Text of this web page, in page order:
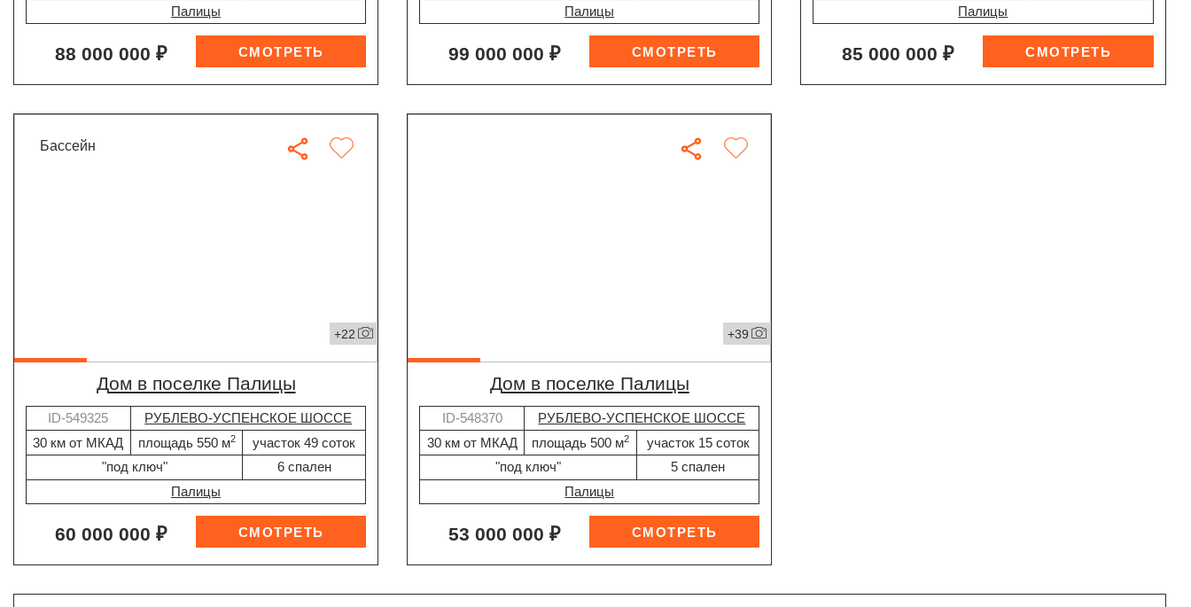
Палицы
88 000 000 ₽
Палицы
99 000 000 ₽
Палицы
85 000 000 ₽
бассейн
+22
дом в поселке Палицы
ID-549325
РУБЛЕВО-УСПЕНСКОЕ ШОССЕ
30 км от МКАД
площадь 550 м2
участок 49 соток
"под ключ"
6 спален
Палицы
60 000 000 ₽
+39
дом в поселке Палицы
ID-548370
РУБЛЕВО-УСПЕНСКОЕ ШОССЕ
30 км от МКАД
площадь 500 м2
участок 15 соток
"под ключ"
5 спален
Палицы
53 000 000 ₽